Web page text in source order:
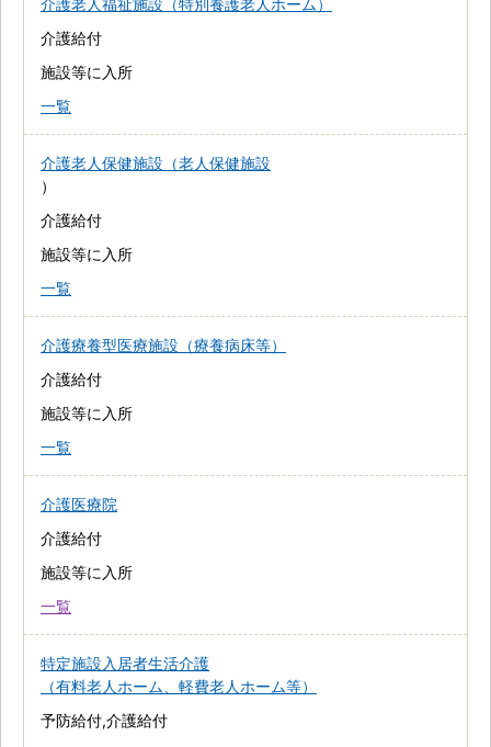
介護給付
施設等に入所
一覧
介護老人保健施設（老人保健施設
）
介護給付
施設等に入所
一覧
介護療養型医療施設（療養病床等）
介護給付
施設等に入所
一覧
介護医療院
介護給付
施設等に入所
一覧
特定施設入居者生活介護
（有料老人ホーム、軽費老人ホーム等）
予防給付,介護給付